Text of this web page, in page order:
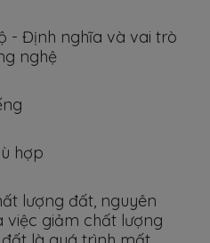
- Định nghĩa và vai trò
nghệ
hợp
lượng đất, nguyên
việc giảm chất lượng